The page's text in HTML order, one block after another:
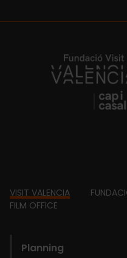
https://
Footer
VISIT VALENCIA
FILM OFFICE
Planning